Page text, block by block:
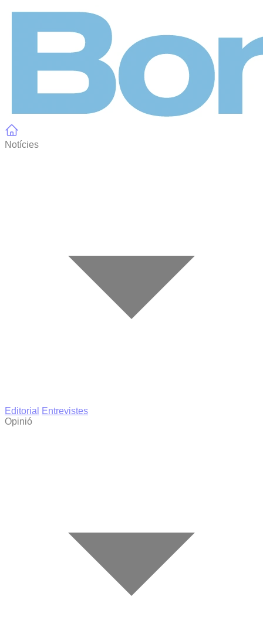
Notícies
Editorial
Entrevistes
Opinió